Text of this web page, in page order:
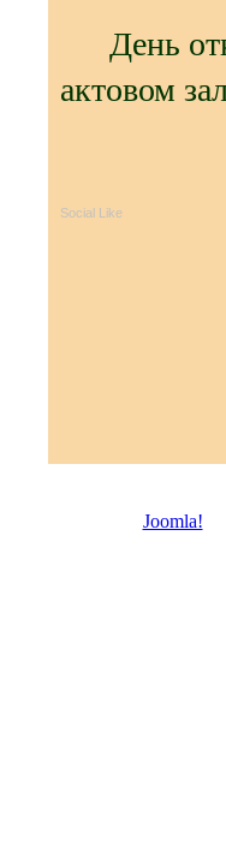
День
актовом
Social Like
Joomla!